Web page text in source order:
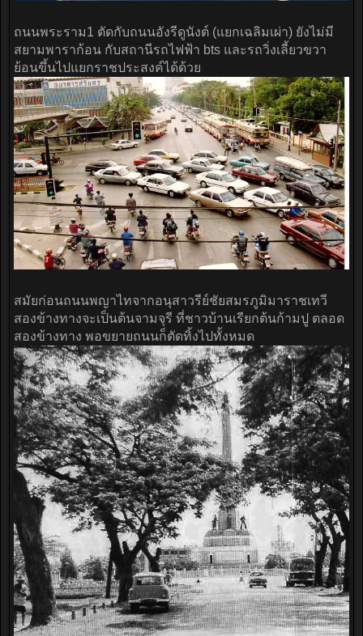
ถนนพระราม1 ตัดกับถนนอังรีดูนังต์ (แยกเฉลิมเผ่า) ยังไม่มี
สยามพาราก้อน กับสถานีรถไฟฟ้า bts และรถวิ่งเลี้ยวขวา
ย้อนขึ้นไปแยกราชประสงค์ได้ด้วย
สมัยก่อนถนนพญาไทจากอนุสาวรีย์ชัยสมรภูมิมาราชเทวี
สองข้างทางจะเป็นต้นจามจุรี ที่ชาวบ้านเรียกต้นก้ามปู ตลอด
สองข้างทาง พอขยายถนนก็ตัดทิ้งไปทั้งหมด